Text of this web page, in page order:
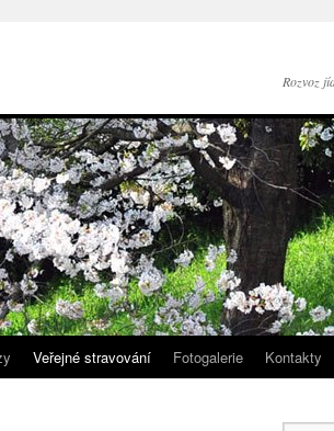
Rozvoz
Veřejné stravování Fotogalerie Kontakty